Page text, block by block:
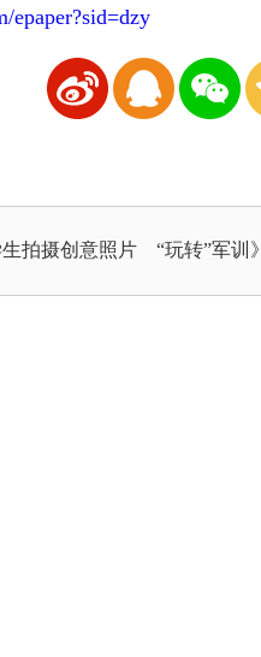
epaper?sid=dzy
拍摄创意照片 “玩转”军训》